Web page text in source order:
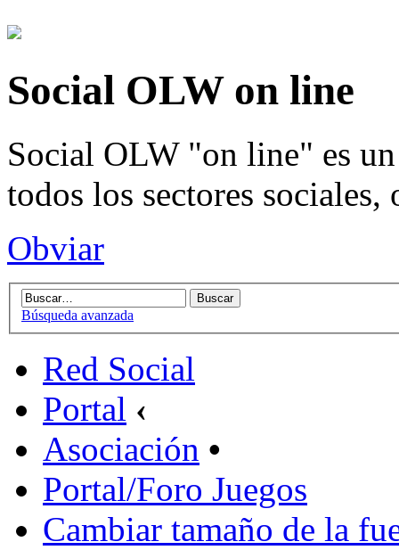
Social OLW on line
Social OLW "on line" es
todos los sectores sociales,
Obviar
Búsqueda avanzada
Red Social
Portal ‹
Asociación •
Portal/Foro Juegos
Cambiar tamaño de la